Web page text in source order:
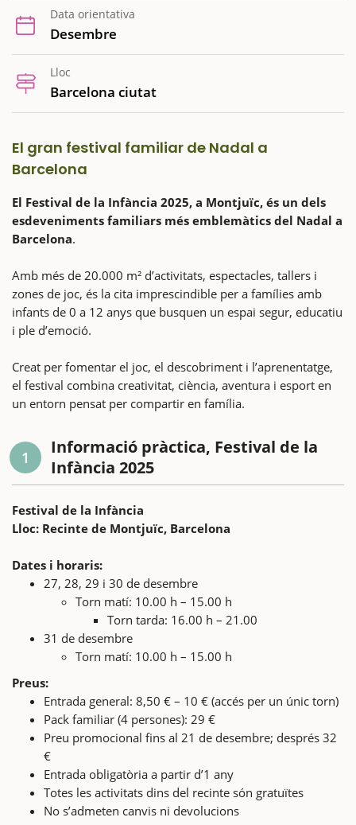
Data orientativa
Desembre
Lloc
Barcelona ciutat
El gran festival familiar de Nadal a
Barcelona
El Festival de la Infància 2025, a Montjuïc, és un dels
esdeveniments familiars més emblemàtics del Nadal a
Barcelona.
Amb més de 20.000 m² d’activitats, espectacles, tallers i
zones de joc, és la cita imprescindible per a famílies amb
infants de 0 a 12 anys que busquen un espai segur, educatiu
i ple d’emoció.
Creat per fomentar el joc, el descobriment i l’aprenentatge,
el festival combina creativitat, ciència, aventura i esport en
un entorn pensat per compartir en família.
1
Informació pràctica, Festival de la
Infància 2025
Festival de la Infància
Lloc: Recinte de Montjuïc, Barcelona
Dates i horaris:
27, 28, 29 i 30 de desembre
Torn matí: 10.00 h – 15.00 h
Torn tarda: 16.00 h – 21.00
31 de desembre
Torn matí: 10.00 h – 15.00 h
Preus:
Entrada general: 8,50 € – 10 € (accés per un únic torn)
Pack familiar (4 persones): 29 €
Preu promocional fins al 21 de desembre; després 32
€
Entrada obligatòria a partir d’1 any
Totes les activitats dins del recinte són gratuïtes
No s’admeten canvis ni devolucions